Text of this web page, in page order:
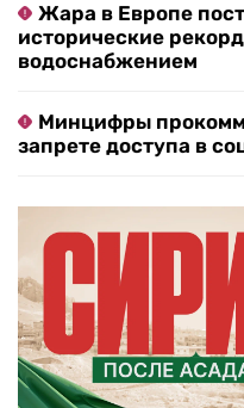
Жара в Европе
исторические
водоснабжением
Минцифры
запрете доступа в